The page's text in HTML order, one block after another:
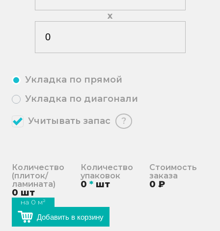
х
Укладка по прямой
Укладка по диагонали
Учитывать запас ?
Количество
(плиток/
ламината)
0 шт
на 0 м²
Количество
упаковок
0 * шт
Стоимость
заказа
0 ₽
Добавить в корзину